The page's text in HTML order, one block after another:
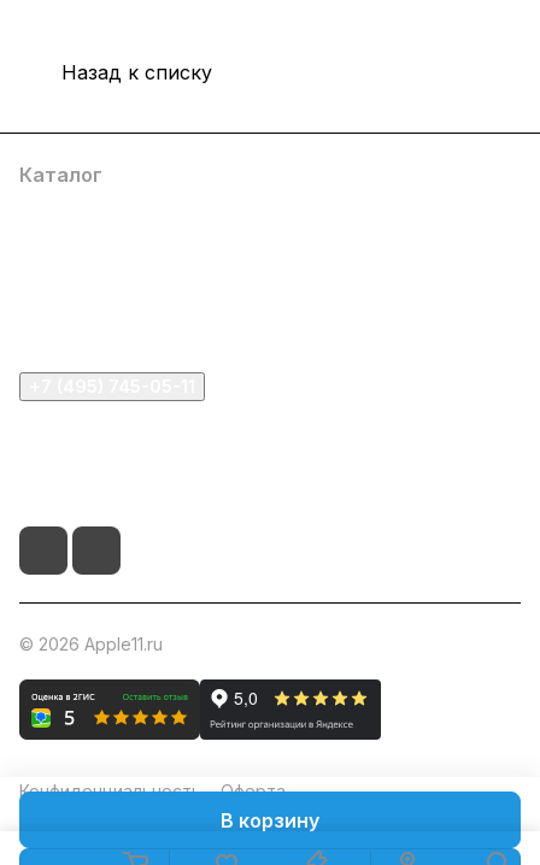
В корзину
Назад к списку
Каталог
© 2026 Apple11.ru
Конфиденциальность Оферта